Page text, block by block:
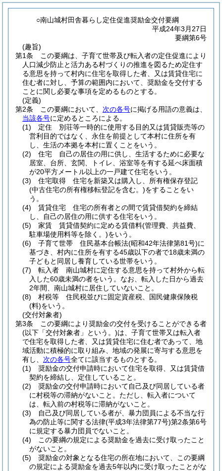
○南山城村田舎暮らし定住促進奨励金交付要綱
平成24年3月27日
要綱第6号
(趣旨)
第1条
この要綱は、子育て世帯及び転入者の定住促進により
人口減少防止と活力ある村づくりの推進を図るため定住す
る意思を持って村内に住宅を取得した者、又は賃貸住宅に
住む者に対し、予算の範囲内において、奨励金を交付する
ことに関し必要な事項を定めるものとする。
(定義)
第2条
この要綱において、 次の各号に掲げる用語の意義は、
当該各号に定めるところによる。
(1)
定住 別荘等一時的に使用する目的又は賃貸販売等の
営利目的ではなく、永住を前提として本村に住所を有
し、生活の本拠を本村に置くことをいう。
(2)
住宅 自己の居住の用に供し、生活するために必要な
居室、台所、玄関、トイレ、浴室等を有する延べ床面積
が20平方メートル以上の一戸建て住宅をいう。
(3)
住宅取得 住宅を新築又は購入し、所有権保存登記
(中古住宅の所有権移転登記を含む。)をすることをい
う。
(4)
賃貸住宅 住宅の所有者との間で賃貸借契約を締結
し、自己の居住の用に供する住宅をいう。
(5)
家賃 賃貸借契約に定める賃借料(管理費、共益費、
駐車場使用料等を除く。)をいう。
(6)
子育て世帯 住民基本台帳法(昭和42年法律第81号)に
基づき、村内に住所を有する45歳以下の者で18歳未満の
子どもと同居し養育している世帯をいう。
(7)
転入者 南山城村に定住する意思を持って村外から転
入した60歳未満の者をいう。 なお、転入した日から過去
2年間、南山城村に居住していないこと。
(8)
村税等 住民税並びに固定資産税、国民健康保険税
(料)をいう。
(交付対象者)
第3条
この要綱により奨励金の交付を受けることができる者
(以下「交付対象者」という。)は、子育て世帯又は転入者
で住宅を取得した者、又は賃貸住宅に住む者であって、地
域活動に積極的に取り組み、地域の発展に寄与する意思を
有し、 次の各号全てに該当するものとする。
(1)
奨励金の交付申請時において住宅を取得、又は賃貸借
契約を締結し、定住していること。
(2)
奨励金の交付申請時において自己及び同居している者
に村税等の滞納がないこと。 ただし、転入者について
は、転入前の村税等に滞納がないこと。
(3)
自己及び同居している者が、暴力団員による不当な行
為の防止等に関する法律(平成3年法律第77号)第2条第6号
に規定する暴力団員でないこと。
(4)
この要綱の規定による奨励金を過去に受け取ったこと
がないこと。
(5)
奨励金の対象となる住宅の所在地において、この要綱
の規定による奨励金を過去5年以内に受け取ったことがな